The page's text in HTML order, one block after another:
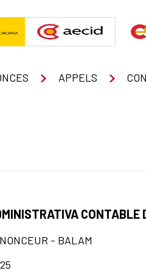
APPELS
CONTABLE
- BALAM